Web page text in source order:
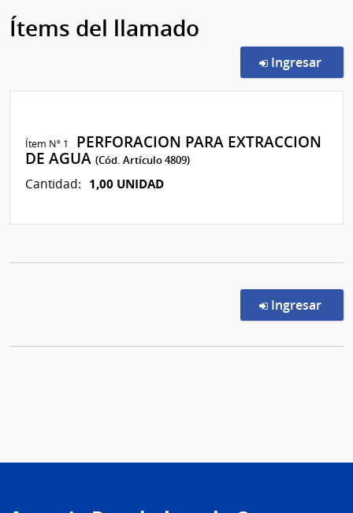
Ítems del llamado
Ingresar
Ítem Nº 1
PERFORACION PARA EXTRACCION
DE AGUA(Cód. Artículo 4809)
Cantidad: 1,00 UNIDAD
Ingresar